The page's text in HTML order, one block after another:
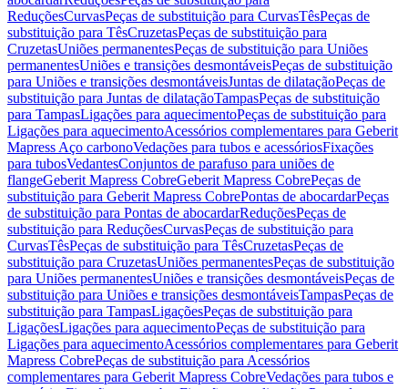
ReduçõesCurvasPeças de substituição para CurvasTêsPeças de
substituição para TêsCruzetasPeças de substituição para
CruzetasUniões permanentesPeças de substituição para Uniões
permanentesUniões e transições desmontáveisPeças de substituição
para Uniões e transições desmontáveisJuntas de dilataçãoPeças de
substituição para Juntas de dilataçãoTampasPeças de substituição
para TampasLigações para aquecimentoPeças de substituição para
Ligações para aquecimentoAcessórios complementares para Geberit
Mapress Aço carbonoVedações para tubos e acessóriosFixações
para tubosVedantesConjuntos de parafuso para uniões de
flangeGeberit Mapress CobreGeberit Mapress CobrePeças de
substituição para Geberit Mapress CobrePontas de abocardarPeças
de substituição para Pontas de abocardarReduçõesPeças de
substituição para ReduçõesCurvasPeças de substituição para
CurvasTêsPeças de substituição para TêsCruzetasPeças de
substituição para CruzetasUniões permanentesPeças de substituição
para Uniões permanentesUniões e transições desmontáveisPeças de
substituição para Uniões e transições desmontáveisTampasPeças de
substituição para TampasLigaçõesPeças de substituição para
LigaçõesLigações para aquecimentoPeças de substituição para
Ligações para aquecimentoAcessórios complementares para Geberit
Mapress CobrePeças de substituição para Acessórios
complementares para Geberit Mapress CobreVedações para tubos e